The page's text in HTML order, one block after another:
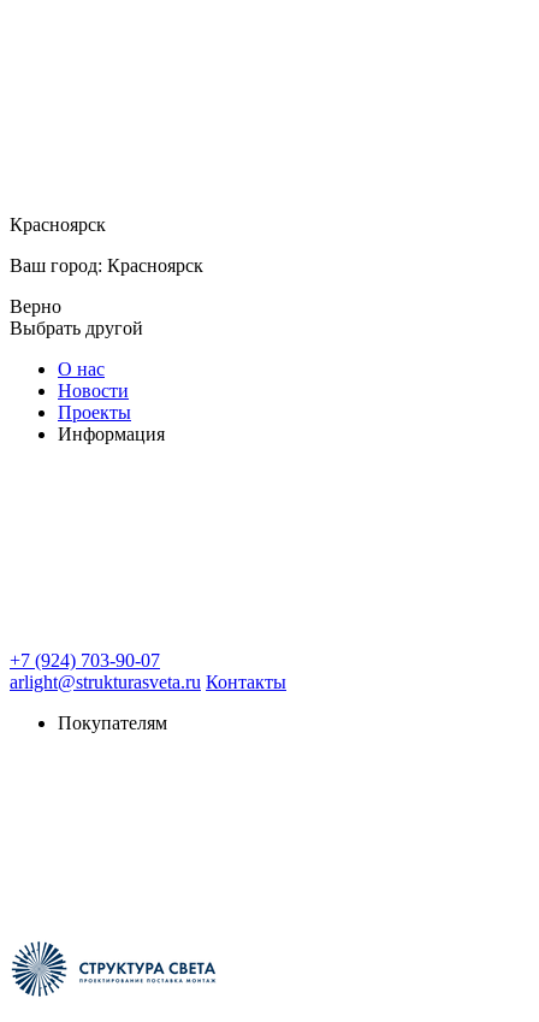
Красноярск
Ваш город: Красноярск
Верно
Выбрать другой
О нас
Новости
Проекты
Информация
+7 (924) 703-90-07
arlight@strukturasveta.ru Контакты
Покупателям